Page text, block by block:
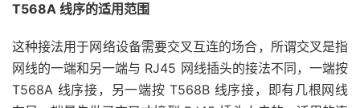
T568A 线序的适用范围
这种接法用于网络设备需要交叉互连的场合，所谓交叉是指
网线的一端和另一端与 RJ45 网线插头的接法不同，一端按
T568A 线序接，另一端按 T568B 线序接，即有几根网线